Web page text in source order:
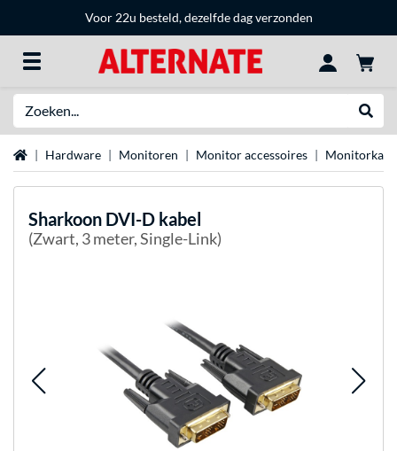
Voor 22u besteld, dezelfde dag verzonden
Home Hardware Monitoren Monitor accessoires
Sharkoon DVI-D kabel
(Zwart, 3 meter, Single-Link)